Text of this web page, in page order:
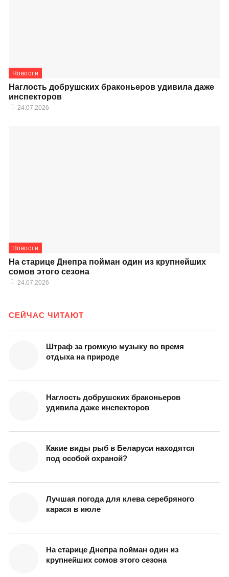
Новости
Наглость добрушских браконьеров удивила даже
инспекторов
24.07.2026
Новости
На старице Днепра пойман один из крупнейших
сомов этого сезона
24.07.2026
СЕЙЧАС ЧИТАЮТ
Штраф за громкую музыку во время
отдыха на природе
Наглость добрушских браконьеров
удивила даже инспекторов
Какие виды рыб в Беларуси находятся
под особой охраной?
Лучшая погода для клева серебряного
карася в июле
На старице Днепра пойман один из
крупнейших сомов этого сезона